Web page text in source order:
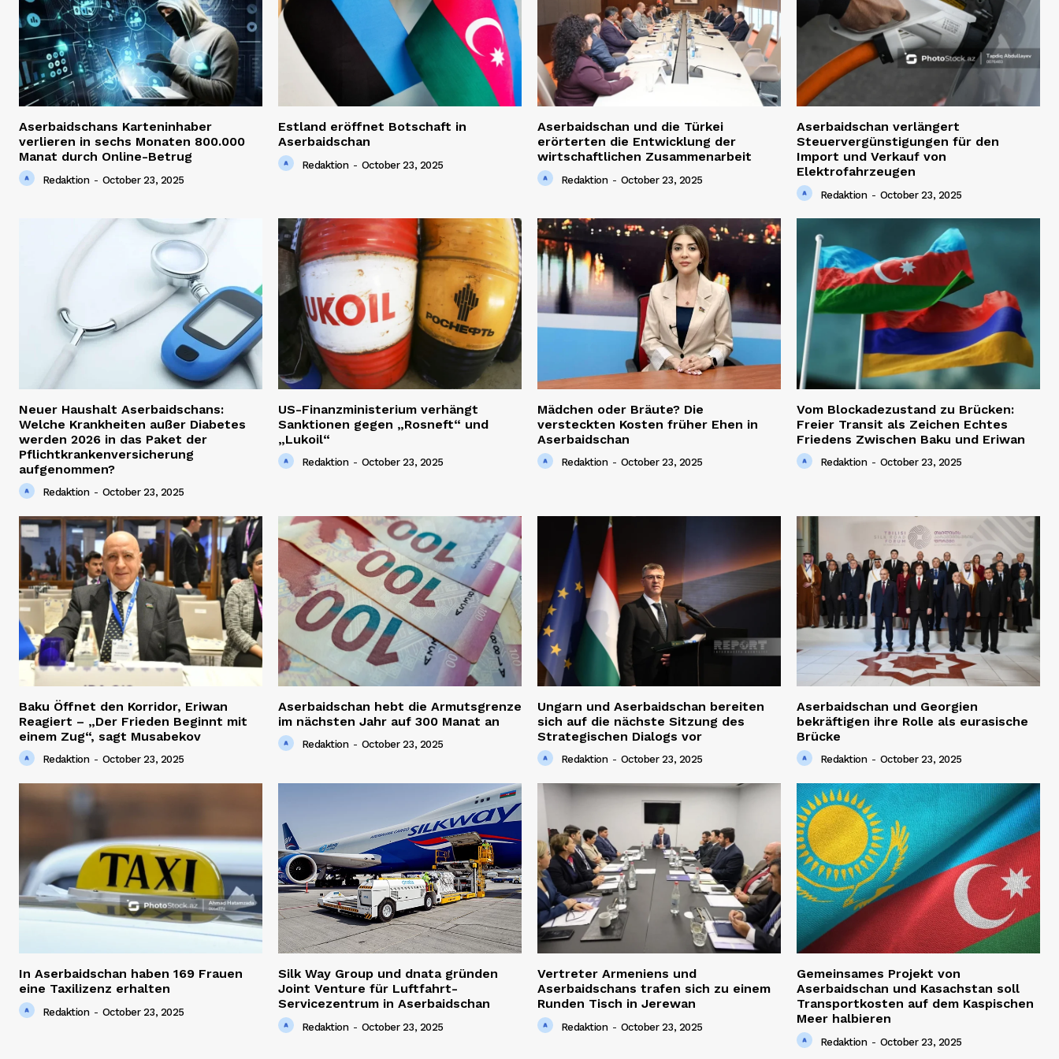
Aserbaidschans Karteninhaber
verlieren in sechs Monaten 800.000
Manat durch Online-Betrug
Redaktion - October 23, 2025
Estland eröffnet Botschaft in
Aserbaidschan
Redaktion - October 23, 2025
Aserbaidschan und die Türkei
erörterten die Entwicklung der
wirtschaftlichen Zusammenarbeit
Redaktion - October 23, 2025
Aserbaidschan verlängert
Steuervergünstigungen für den
Import und Verkauf von
Elektrofahrzeugen
Redaktion - October 23, 2025
Neuer Haushalt Aserbaidschans:
Welche Krankheiten außer Diabetes
werden 2026 in das Paket der
Pflichtkrankenversicherung
aufgenommen?
Redaktion - October 23, 2025
US-Finanzministerium verhängt
Sanktionen gegen „Rosneft“ und
„Lukoil“
Redaktion - October 23, 2025
Mädchen oder Bräute? Die
versteckten Kosten früher Ehen in
Aserbaidschan
Redaktion - October 23, 2025
Vom Blockadezustand zu Brücken:
Freier Transit als Zeichen Echtes
Friedens Zwischen Baku und Eriwan
Redaktion - October 23, 2025
Baku Öffnet den Korridor, Eriwan
Reagiert – „Der Frieden Beginnt mit
einem Zug“, sagt Musabekov
Redaktion - October 23, 2025
Aserbaidschan hebt die Armutsgrenze
im nächsten Jahr auf 300 Manat an
Redaktion - October 23, 2025
Ungarn und Aserbaidschan bereiten
sich auf die nächste Sitzung des
Strategischen Dialogs vor
Redaktion - October 23, 2025
Aserbaidschan und Georgien
bekräftigen ihre Rolle als eurasische
Brücke
Redaktion - October 23, 2025
In Aserbaidschan haben 169 Frauen
eine Taxilizenz erhalten
Redaktion - October 23, 2025
Silk Way Group und dnata gründen
Joint Venture für Luftfahrt-
Servicezentrum in Aserbaidschan
Redaktion - October 23, 2025
Vertreter Armeniens und
Aserbaidschans trafen sich zu einem
Runden Tisch in Jerewan
Redaktion - October 23, 2025
Gemeinsames Projekt von
Aserbaidschan und Kasachstan soll
Transportkosten auf dem Kaspischen
Meer halbieren
Redaktion - October 23, 2025